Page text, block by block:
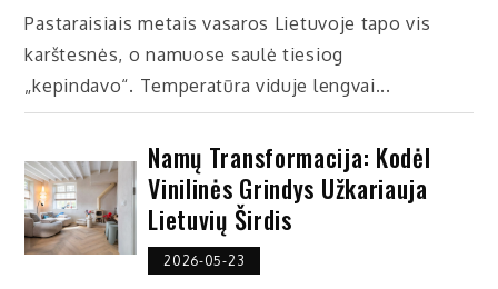
Pastaraisiais metais vasaros Lietuvoje tapo vis
karštesnės, o namuose saulė tiesiog
„kepindavo“. Temperatūra viduje lengvai...
Namų Transformacija: Kodėl
Vinilinės Grindys Užkariauja
Lietuvių Širdis
2026-05-23